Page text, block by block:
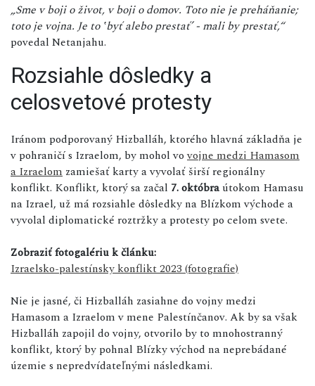
„Sme v boji o život, v boji o domov. Toto nie je preháňanie;
toto je vojna. Je to ‛byť alebo prestať’ - mali by prestať,“
povedal Netanjahu.
Rozsiahle dôsledky a
celosvetové protesty
Iránom podporovaný Hizballáh, ktorého hlavná základňa je
v pohraničí s Izraelom, by mohol vovojne medzi Hamasom
a Izraelom zamiešať karty a vyvolať širší regionálny
konflikt. Konflikt, ktorý sa začal 7. októbra útokom Hamasu
na Izrael, už má rozsiahle dôsledky na Blízkom východe a
vyvolal diplomatické roztržky a protesty po celom svete.
Zobraziť fotogalériu k článku:
Izraelsko-palestínsky konflikt 2023 (fotografie)
Nie je jasné, či Hizballáh zasiahne do vojny medzi
Hamasom a Izraelom v mene Palestínčanov. Ak by sa však
Hizballáh zapojil do vojny, otvorilo by to mnohostranný
konflikt, ktorý by pohnal Blízky východ na neprebádané
územie s nepredvídateľnými následkami.